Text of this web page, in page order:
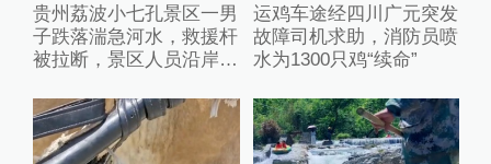
贵州荔波小七孔景区一男
子跌落湍急河水，救援杆
被拉断，景区人员沿岸狂
运鸡车途经四川广元突发
故障司机求助，消防员喷
水为1300只鸡“续命”